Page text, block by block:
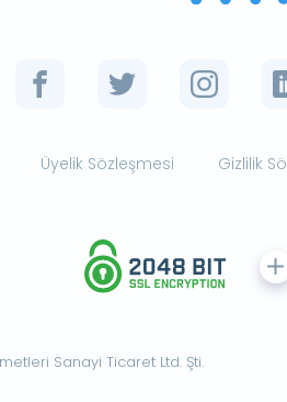
Üyelik Sözleşmesi Gizlilik
Sanayi Ticaret Ltd. Şti.